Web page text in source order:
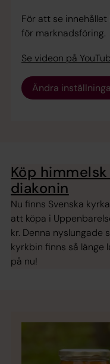
För att se
för marknadsföring.
Se videon på
Ändra
Köp
diakonin
Nu finns Svenska
att köpa i
kr. Denna nyslungade
kyrkbin finns så länge
på nu!